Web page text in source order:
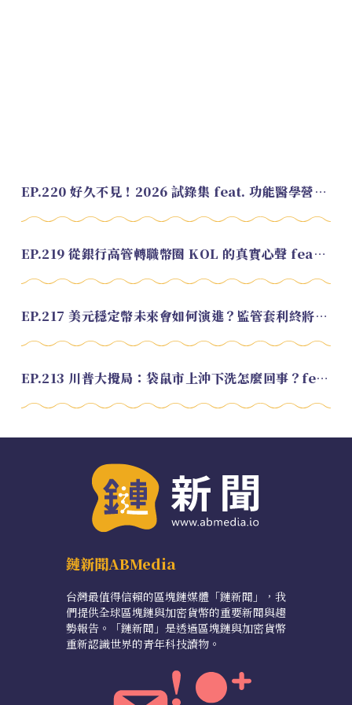
EP.220 好久不見！2026 試錄集 feat. 功能醫學營養師 美寶
EP.219 從銀行高管轉職幣圈 KOL 的真實心聲 feat.龜大
EP.217 美元穩定幣未來會如何演進？監管套利終將收斂？feat. 研究員 余哲安
EP.213 川普大攪局：袋鼠市上沖下洗怎麼回事？feat. Alvin
鏈新聞ABMedia
台灣最值得信賴的區塊鏈媒體「鏈新聞」，我
們提供全球區塊鏈與加密貨幣的重要新聞與趨
勢報告。「鏈新聞」是透過區塊鏈與加密貨幣
重新認識世界的青年科技讀物。